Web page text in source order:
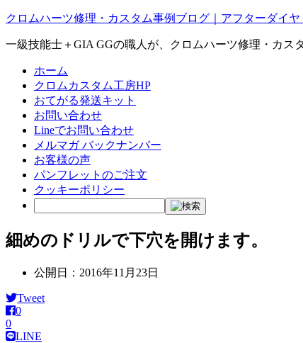
クロムハーツ修理・カスタム事例ブログ｜アフターダイ
一級技能士＋GIA GGの職人が、クロムハーツ修理・カス
ホーム
クロムカスタム工房HP
おてがる発送キット
お問い合わせ
Lineでお問い合わせ
メルマガ バックナンバー
お客様の声
パンフレットのご注文
クッキーポリシー
細めのドリルで下穴を開けます。
公開日： 2016年11月23日
Tweet
0
0
LINE